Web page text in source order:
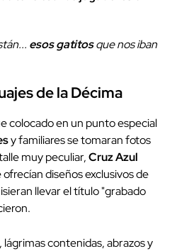
esos gatitosque nos iban
de la Décima
colocado en un punto especial
y familiares se tomaran fotos
muy peculiar,Cruz Azul
diseños exclusivos de
llevar el título "grabado
, lágrimas contenidas, abrazos y